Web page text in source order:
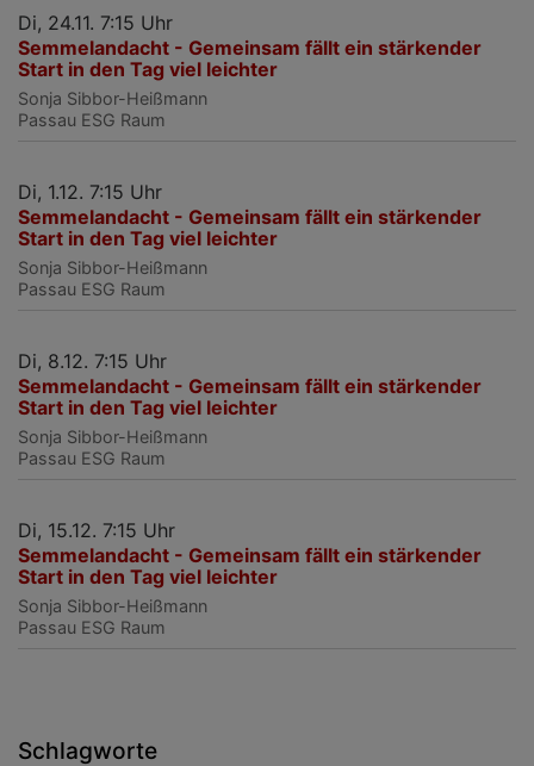
Di, 24.11. 7:15 Uhr
Semmelandacht - Gemeinsam fällt ein stärkender
Start in den Tag viel leichter
Sonja Sibbor-Heißmann
Passau ESG Raum
Di, 1.12. 7:15 Uhr
Semmelandacht - Gemeinsam fällt ein stärkender
Start in den Tag viel leichter
Sonja Sibbor-Heißmann
Passau ESG Raum
Di, 8.12. 7:15 Uhr
Semmelandacht - Gemeinsam fällt ein stärkender
Start in den Tag viel leichter
Sonja Sibbor-Heißmann
Passau ESG Raum
Di, 15.12. 7:15 Uhr
Semmelandacht - Gemeinsam fällt ein stärkender
Start in den Tag viel leichter
Sonja Sibbor-Heißmann
Passau ESG Raum
Schlagworte